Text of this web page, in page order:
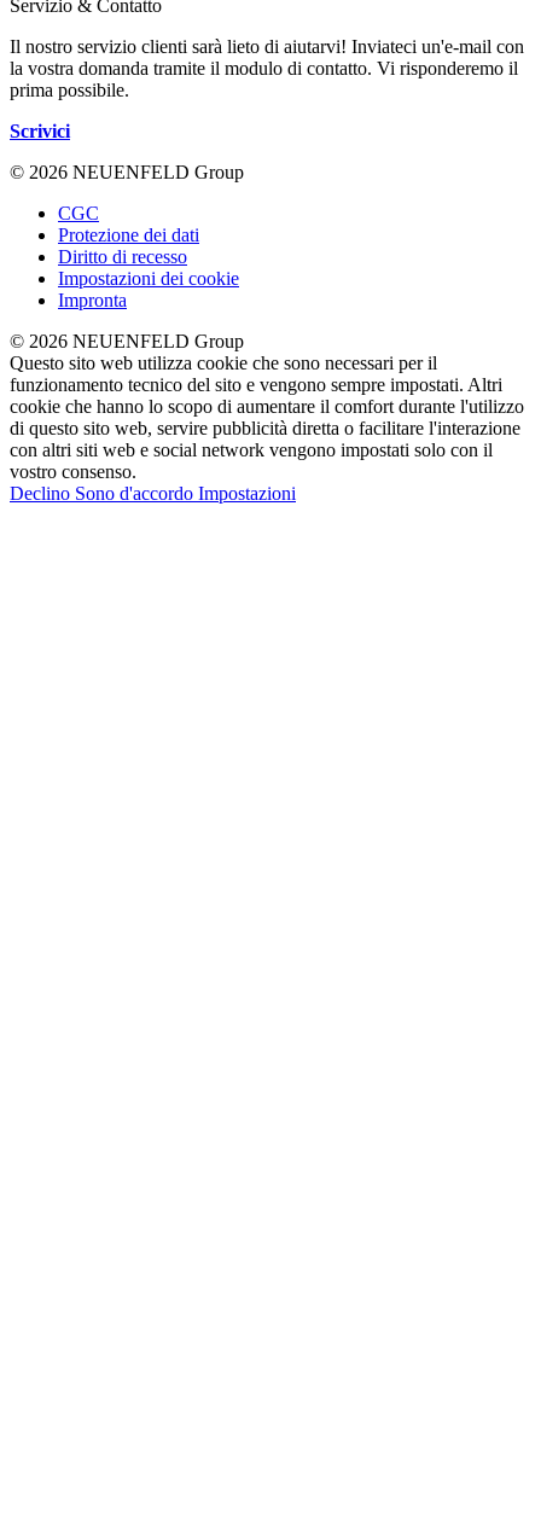
Servizio & Contatto
Il nostro servizio clienti sarà lieto di aiutarvi! Inviateci un'e-mail con
la vostra domanda tramite il modulo di contatto. Vi risponderemo il
prima possibile.
Scrivici
© 2026 NEUENFELD Group
CGC
Protezione dei dati
Diritto di recesso
Impostazioni dei cookie
Impronta
© 2026 NEUENFELD Group
Questo sito web utilizza cookie che sono necessari per il
funzionamento tecnico del sito e vengono sempre impostati. Altri
cookie che hanno lo scopo di aumentare il comfort durante l'utilizzo
di questo sito web, servire pubblicità diretta o facilitare l'interazione
con altri siti web e social network vengono impostati solo con il
vostro consenso.
Declino Sono d'accordo Impostazioni